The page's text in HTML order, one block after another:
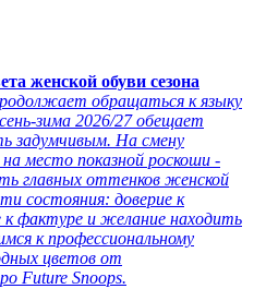
женской обуви сезона
обращаться к языку
зима 2026/27 обещает
задумчивым. На смену
место показной роскоши -
главных оттенков женской
состояния: доверие к
фактуре и желание находить
к профессиональному
цветов от
Future Snoops.